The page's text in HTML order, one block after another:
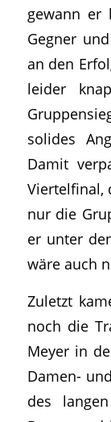
gewann er
Gegner
an den
leider
solides
Damit
Viertelfinal,
nur die
er unter
wäre auch
Zuletzt
noch die
Meyer in
Damen-
des